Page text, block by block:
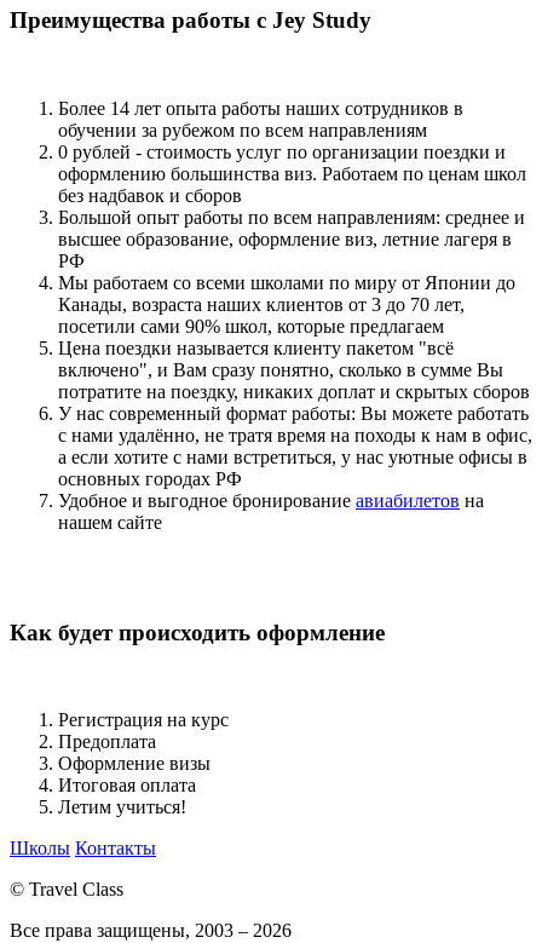
Преимущества работы с Jey Study
Более 14 лет опыта работы наших сотрудников в
обучении за рубежом по всем направлениям
0 рублей - стоимость услуг по организации поездки и
оформлению большинства виз. Работаем по ценам школ
без надбавок и сборов
Большой опыт работы по всем направлениям: среднее и
высшее образование, оформление виз, летние лагеря в
РФ
Мы работаем со всеми школами по миру от Японии до
Канады, возраста наших клиентов от 3 до 70 лет,
посетили сами 90% школ, которые предлагаем
Цена поездки называется клиенту пакетом "всё
включено", и Вам сразу понятно, сколько в сумме Вы
потратите на поездку, никаких доплат и скрытых сборов
У нас современный формат работы: Вы можете работать
с нами удалённо, не тратя время на походы к нам в офис,
а если хотите с нами встретиться, у нас уютные офисы в
основных городах РФ
Удобное и выгодное бронирование авиабилетов на
нашем сайте
Как будет происходить оформление
Регистрация на курс
Предоплата
Оформление визы
Итоговая оплата
Летим учиться!
Школы Контакты
© Travel Class
Все права защищены, 2003 – 2026